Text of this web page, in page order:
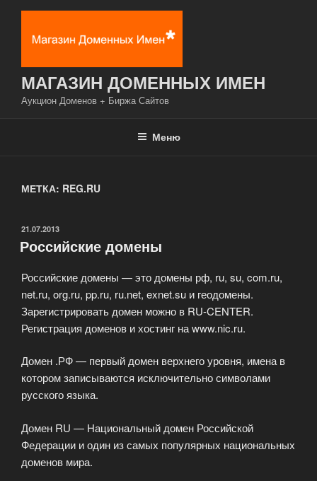
Перейти
содержимому
МАГАЗИН ДОМЕННЫХ ИМЕН
Аукцион Доменов + Биржа Сайтов
Меню
МЕТКА: REG.RU
ОПУБЛИКОВАНО
21.07.2013
Российские домены
Российские домены — это домены рф, ru, su, com.ru,
net.ru, org.ru, pp.ru, ru.net, exnet.su и геодомены.
Зарегистрировать домен можно в RU-CENTER.
Регистрация доменов и хостинг на www.nic.ru.
Домен .РФ — первый домен верхнего уровня, имена в
котором записываются исключительно символами
русского языка.
Домен RU — Национальный домен Российской
Федерации и один из самых популярных национальных
доменов мира.